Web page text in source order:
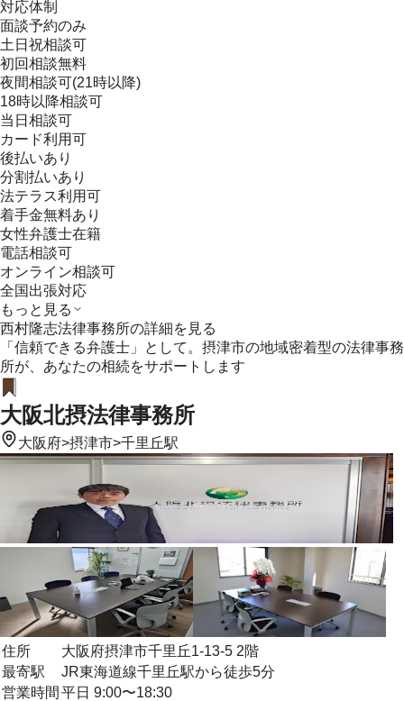
対応体制
面談予約のみ
土日祝相談可
初回相談無料
夜間相談可(21時以降)
18時以降相談可
当日相談可
カード利用可
後払いあり
分割払いあり
法テラス利用可
着手金無料あり
女性弁護士在籍
電話相談可
オンライン相談可
全国出張対応
もっと見る
西村隆志法律事務所の詳細を見る
「信頼できる弁護士」として。摂津市の地域密着型の法律事務
所が、あなたの相続をサポートします
大阪北摂法律事務所
大阪府>摂津市>千里丘駅
住所
大阪府摂津市千里丘1-13-5 2階
最寄駅
JR東海道線千里丘駅から徒歩5分
営業時間 平日 9:00〜18:30